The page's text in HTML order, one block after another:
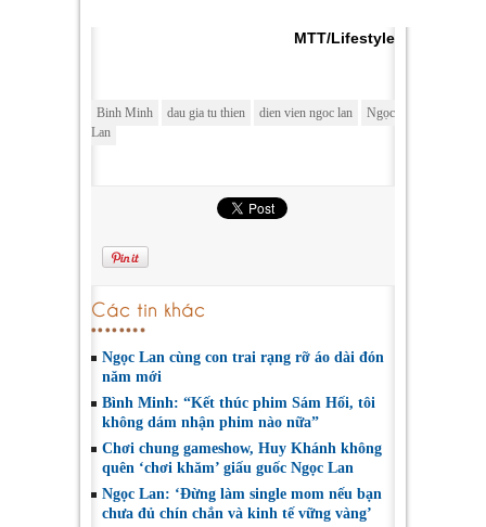
MTT/Lifestyle
Binh Minh dau gia tu thien dien vien ngoc lan
Ngọc
Lan
Các tin khác
Ngọc Lan cùng con trai rạng rỡ áo dài đón
năm mới
Bình Minh: “Kết thúc phim Sám Hối, tôi
không dám nhận phim nào nữa”
Chơi chung gameshow, Huy Khánh không
quên ‘chơi khăm’ giấu guốc Ngọc Lan
Ngọc Lan: ‘Đừng làm single mom nếu bạn
chưa đủ chín chắn và kinh tế vững vàng’